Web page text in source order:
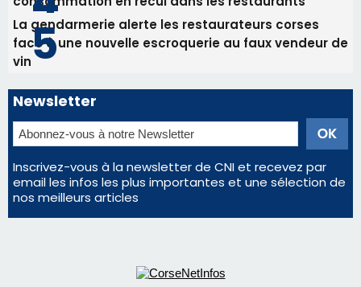
Inscrivez-vous à la newsletter de CNI et recevez par
email les infos les plus importantes et une sélection de
nos meilleurs articles
Régie publicitaire
Mentions légales
Nous contacter